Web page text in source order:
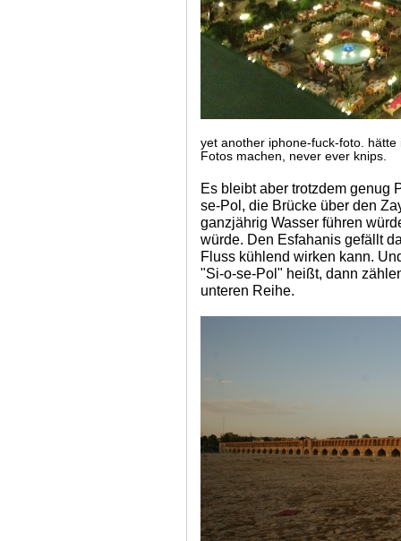
yet another iphone-fuck-foto.
Fotos machen, never ever knips.
Es bleibt aber trotzdem genug
se-Pol, die Brücke über den
ganzjährig Wasser führen
würde. Den Esfahanis gefällt
Fluss kühlend wirken kann.
"Si-o-se-Pol" heißt, dann
unteren Reihe.